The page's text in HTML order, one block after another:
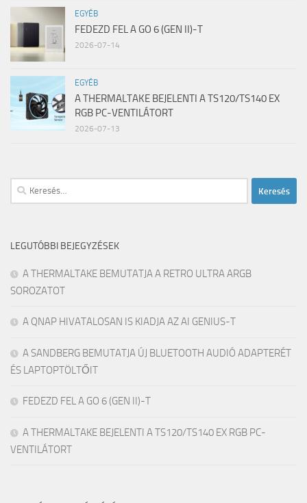
EGYÉB
FEDEZD FEL A GO 6 (GEN II)-T
2026-07-14
EGYÉB
A THERMALTAKE BEJELENTI A TS120/TS140 EX
RGB PC-VENTILÁTORT
2026-07-13
Keresés:
LEGUTÓBBI BEJEGYZÉSEK
A THERMALTAKE BEMUTATJA A RETRO ULTRA ARGB
SOROZATOT
A QNAP HIVATALOSAN IS KIADJA AZ AI GENIUS-T
A SANDBERG BEMUTATJA ÚJ BLUETOOTH AUDIÓ ADAPTERÉT
ÉS LAPTOPTÖLTŐIT
FEDEZD FEL A GO 6 (GEN II)-T
A THERMALTAKE BEJELENTI A TS120/TS140 EX RGB PC-
VENTILÁTORT